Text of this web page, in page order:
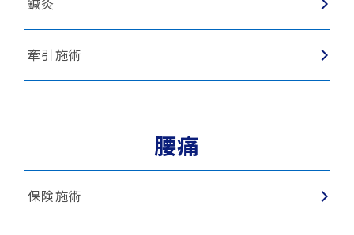
鍼灸
牽引施術
腰痛
保険施術